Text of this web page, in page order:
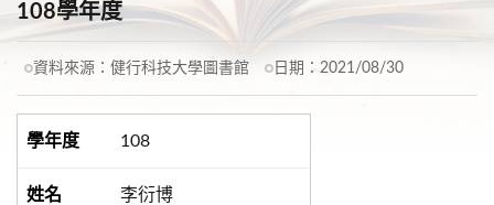
108學年度
資料來源： 健行科技大學圖書館 日期： 2021/08/30
108
李衍博